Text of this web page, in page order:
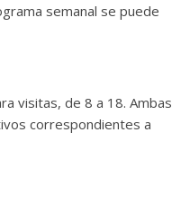
semanal se puede
visitas, de 8 a 18. Ambas
correspondientes a